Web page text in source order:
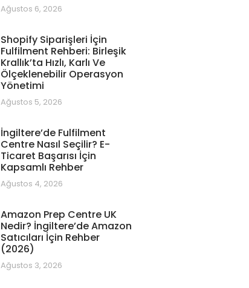
Ağustos 6, 2026
Shopify Siparişleri İçin
Fulfilment Rehberi: Birleşik
Krallık’ta Hızlı, Karlı Ve
Ölçeklenebilir Operasyon
Yönetimi
Ağustos 5, 2026
İngiltere’de Fulfilment
Centre Nasıl Seçilir? E-
Ticaret Başarısı İçin
Kapsamlı Rehber
Ağustos 4, 2026
Amazon Prep Centre UK
Nedir? İngiltere’de Amazon
Satıcıları İçin Rehber
(2026)
Ağustos 3, 2026